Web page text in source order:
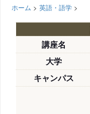
ホーム >英語・語学 >
講座名
大学
キャンパス